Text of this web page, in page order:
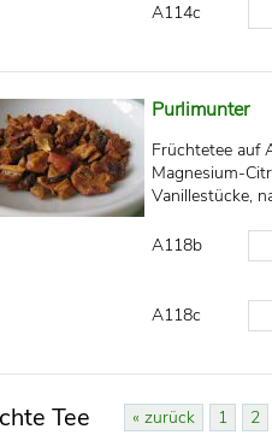
A114c
Purlimunter
Früchtetee auf
Magnesium-
Vanillestücke,
A118b
A118c
Tee « zurück 1 2